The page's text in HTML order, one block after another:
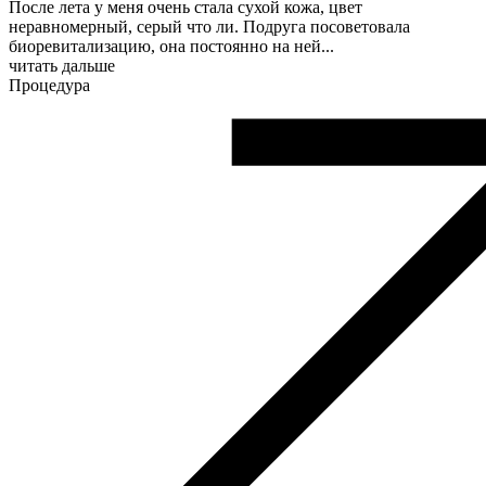
После лета у меня очень стала сухой кожа, цвет
неравномерный, серый что ли. Подруга посоветовала
биоревитализацию, она постоянно на ней...
читать дальше
Процедура